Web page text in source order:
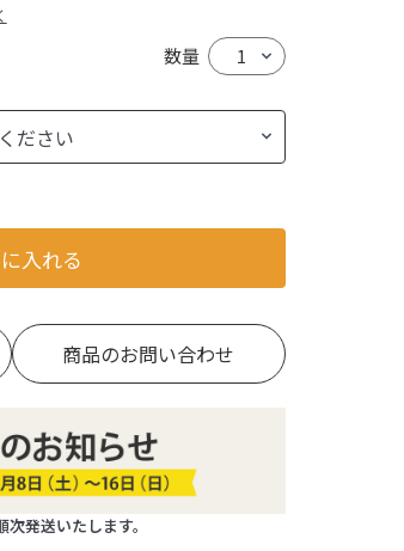
数量
入れる
商品のお問い合わせ
発送いたします。